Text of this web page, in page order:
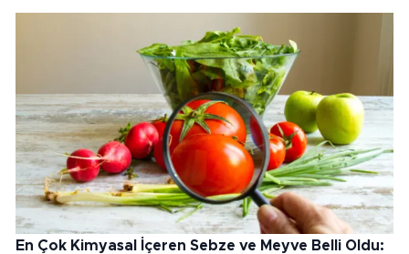
En Çok Kimyasal İçeren Sebze ve Meyve Belli Oldu: